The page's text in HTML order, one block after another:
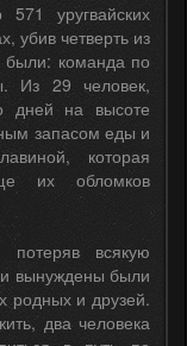
уругвайских
убив четверть из
были: команда по
Из 29 человек,
дней на высоте
запасом еды и
которая
их обломков
всякую
вынуждены были
родных и друзей.
два человека